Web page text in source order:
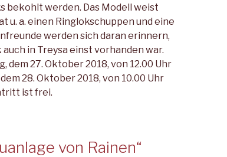
bekohlt werden. Das Modell weist
u. a. einen Ringlokschuppen und eine
werden sich daran erinnern,
in Treysa einst vorhanden war.
dem 27. Oktober 2018, von 12.00 Uhr
28. Oktober 2018, von 10.00 Uhr
ist frei.
von Rainen“